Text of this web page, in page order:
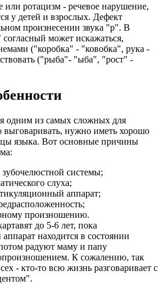
или ротацизм - речевое нарушение,
у детей и взрослых. Дефект
произнесении звука "р". В
может искажаться,
("коробка" - "ковобка", рука -
("рыба"- "ыба", "рост" -
одним из самых сложных для
выговаривать, нужно иметь хорошо
языка. Вот основные причины
системы;
слуха;
аппарат;
произношению.
до 5-6 лет, пока
находится в состоянии
радуют маму и папу
К сожалению, так
- кто-то всю жизнь разговаривает с